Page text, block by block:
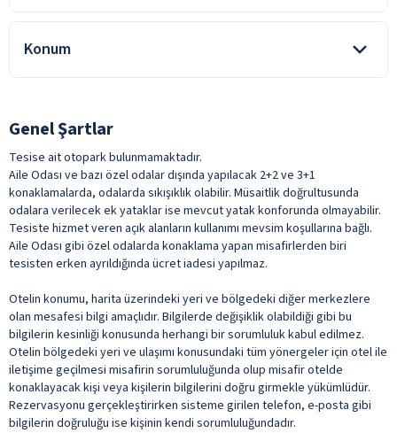
Taze Sıkılmış Meyve Suları
Yabancı Alkollü İçecek
ile belirtilen özellikler ücretlidir.
ile belirtilen özellikler ücretlidir.
Konum
Genel Şartlar
Tesise ait otopark bulunmamaktadır.
Aile Odası ve bazı özel odalar dışında yapılacak 2+2 ve 3+1
konaklamalarda, odalarda sıkışıklık olabilir. Müsaitlik doğrultusunda
odalara verilecek ek yataklar ise mevcut yatak konforunda olmayabilir.
Tesiste hizmet veren açık alanların kullanımı mevsim koşullarına bağlı.
Aile Odası gibi özel odalarda konaklama yapan misafirlerden biri
tesisten erken ayrıldığında ücret iadesi yapılmaz.
Otelin konumu, harita üzerindeki yeri ve bölgedeki diğer merkezlere
olan mesafesi bilgi amaçlıdır. Bilgilerde değişiklik olabildiği gibi bu
bilgilerin kesinliği konusunda herhangi bir sorumluluk kabul edilmez.
Otelin bölgedeki yeri ve ulaşımı konusundaki tüm yönergeler için otel ile
iletişime geçilmesi misafirin sorumluluğunda olup misafir otelde
konaklayacak kişi veya kişilerin bilgilerini doğru girmekle yükümlüdür.
Rezervasyonu gerçekleştirirken sisteme girilen telefon, e-posta gibi
bilgilerin doğruluğu ise kişinin kendi sorumluluğundadır.